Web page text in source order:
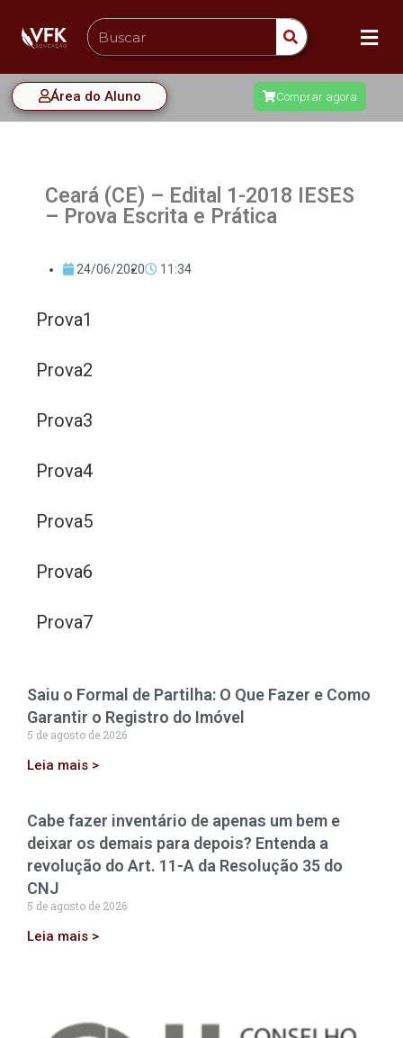
Área do Aluno Comprar agora
Ceará (CE) – Edital 1-2018 IESES
– Prova Escrita e Prática
24/06/2020 11:34
Prova1
Prova2
Prova3
Prova4
Prova5
Prova6
Prova7
Saiu o Formal de Partilha: O Que Fazer e Como
Garantir o Registro do Imóvel
5 de agosto de 2026
Leia mais >
Cabe fazer inventário de apenas um bem e
deixar os demais para depois? Entenda a
revolução do Art. 11-A da Resolução 35 do
CNJ
5 de agosto de 2026
Leia mais >